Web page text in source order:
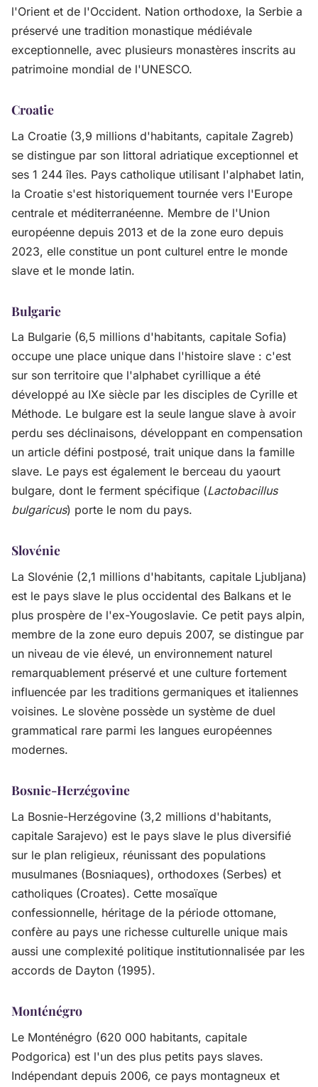
l'Orient et de l'Occident. Nation orthodoxe, la Serbie a
préservé une tradition monastique médiévale
exceptionnelle, avec plusieurs monastères inscrits au
patrimoine mondial de l'UNESCO.
Croatie
La Croatie (3,9 millions d'habitants, capitale Zagreb)
se distingue par son littoral adriatique exceptionnel et
ses 1 244 îles. Pays catholique utilisant l'alphabet latin,
la Croatie s'est historiquement tournée vers l'Europe
centrale et méditerranéenne. Membre de l'Union
européenne depuis 2013 et de la zone euro depuis
2023, elle constitue un pont culturel entre le monde
slave et le monde latin.
Bulgarie
La Bulgarie (6,5 millions d'habitants, capitale Sofia)
occupe une place unique dans l'histoire slave : c'est
sur son territoire que l'alphabet cyrillique a été
développé au IXe siècle par les disciples de Cyrille et
Méthode. Le bulgare est la seule langue slave à avoir
perdu ses déclinaisons, développant en compensation
un article défini postposé, trait unique dans la famille
slave. Le pays est également le berceau du yaourt
bulgare, dont le ferment spécifique (Lactobacillus
bulgaricus) porte le nom du pays.
Slovénie
La Slovénie (2,1 millions d'habitants, capitale Ljubljana)
est le pays slave le plus occidental des Balkans et le
plus prospère de l'ex-Yougoslavie. Ce petit pays alpin,
membre de la zone euro depuis 2007, se distingue par
un niveau de vie élevé, un environnement naturel
remarquablement préservé et une culture fortement
influencée par les traditions germaniques et italiennes
voisines. Le slovène possède un système de duel
grammatical rare parmi les langues européennes
modernes.
Bosnie-Herzégovine
La Bosnie-Herzégovine (3,2 millions d'habitants,
capitale Sarajevo) est le pays slave le plus diversifié
sur le plan religieux, réunissant des populations
musulmanes (Bosniaques), orthodoxes (Serbes) et
catholiques (Croates). Cette mosaïque
confessionnelle, héritage de la période ottomane,
confère au pays une richesse culturelle unique mais
aussi une complexité politique institutionnalisée par les
accords de Dayton (1995).
Monténégro
Le Monténégro (620 000 habitants, capitale
Podgorica) est l'un des plus petits pays slaves.
Indépendant depuis 2006, ce pays montagneux et